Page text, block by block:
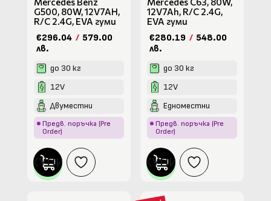
G500, 80W, 12V7AH,
R/C 2.4G, EVA гуми
€296.04 / 579.00
лв.
до 30 кг
12V
Двуместни
Предв. поръчка (Pre
Order)
КУПИ
12V7Ah, R/C 2.4G,
EVA гуми
€280.19 / 548.00
лв.
до 30 кг
12V
Едноместни
Предв. поръчка (Pre
Order)
КУПИ